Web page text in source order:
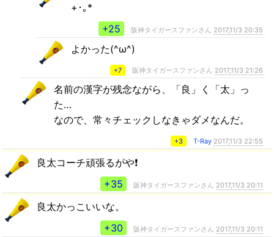
+･｡*
+25
阪神タイガースファンさん 2017,11/3 20:35
よかった(^ω^)
+7 阪神タイガースファンさん 2017,11/3 21:26
名前の漢字が残念ながら、「良」く「太」っ
た…
なので、常々チェックしなきゃダメなんだ。
+3 T-Ray 2017,11/3 22:55
良太コーチ頑張るがや❗
+35
阪神タイガースファンさん 2017,11/3 20:11
良太かっこいいな。
+30
阪神タイガースファンさん 2017,11/3 20:11